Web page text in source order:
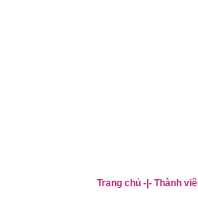
Trang chủ-|- Thành